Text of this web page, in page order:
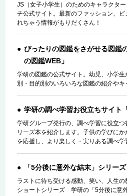
JS（女子小学生）のためのキャラクタ
チ公式サイト。最新のファッション、
れちゃう情報がもりだくさん！
ぴったりの図鑑をさがせる図鑑
の図鑑WEB」
学研の図鑑の公式サイト。幼児、小学
別・目的別のいろいろな図鑑の紹介やキ
学研の調べ学習お役立ちサイト
学研グループ発行の、調べ学習に役立
リーズ本を紹介します。子供の学びに
を応援し、より楽しく・実りある調べ学
「5分後に意外な結末」シリーズ
ラストに待ち受ける感動、笑い、人生
ショートシリーズ 学研の「5分後に意